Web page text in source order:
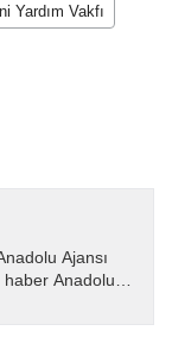
Yardım Vakfı
Ajansı
Anadolu